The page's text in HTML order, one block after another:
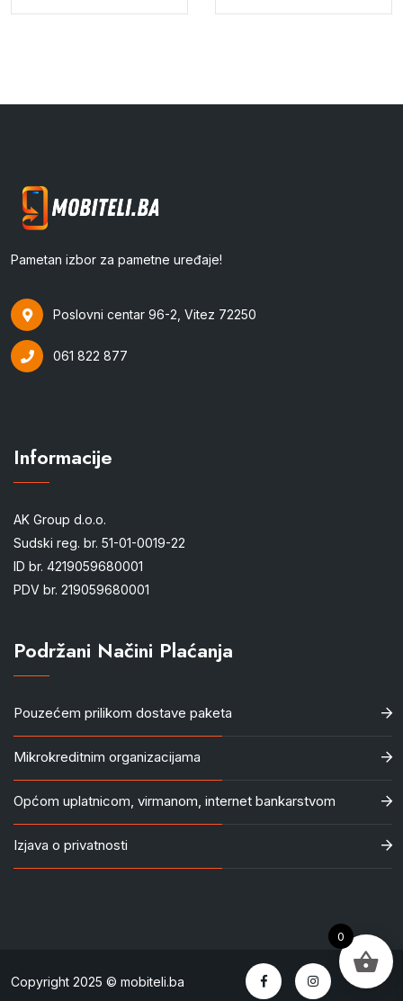
Pametan izbor za pametne uređaje!
Poslovni centar 96-2, Vitez 72250
061 822 877
Informacije
AK Group d.o.o.
Sudski reg. br. 51-01-0019-22
ID br. 4219059680001
PDV br. 219059680001
Podržani Načini Plaćanja
Pouzećem prilikom dostave paketa
Mikrokreditnim organizacijama
Općom uplatnicom, virmanom, internet bankarstvom
Izjava o privatnosti
Copyright 2025 © mobiteli.ba
0